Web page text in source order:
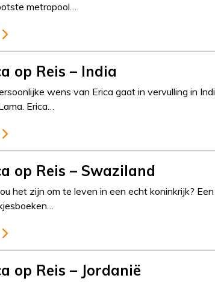
metropool…
op Reis – India
wens van Erica gaat in vervulling in
Erica…
op Reis – Swaziland
het zijn om te leven in een echt koninkrijk?
op Reis – Jordanië